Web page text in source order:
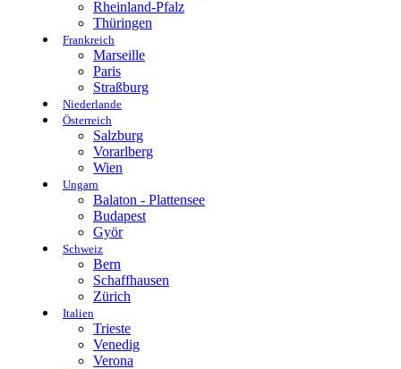
Rheinland-Pfalz
Thüringen
Frankreich
Marseille
Paris
Straßburg
Niederlande
Österreich
Salzburg
Vorarlberg
Wien
Ungarn
Balaton - Plattensee
Budapest
Györ
Schweiz
Bern
Schaffhausen
Zürich
Italien
Trieste
Venedig
Verona